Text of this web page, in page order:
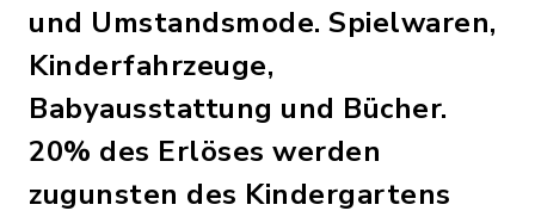
und Umstandsmode. Spielwaren,
Kinderfahrzeuge,
Babyausstattung und Bücher.
20% des Erlöses werden
zugunsten des Kindergartens